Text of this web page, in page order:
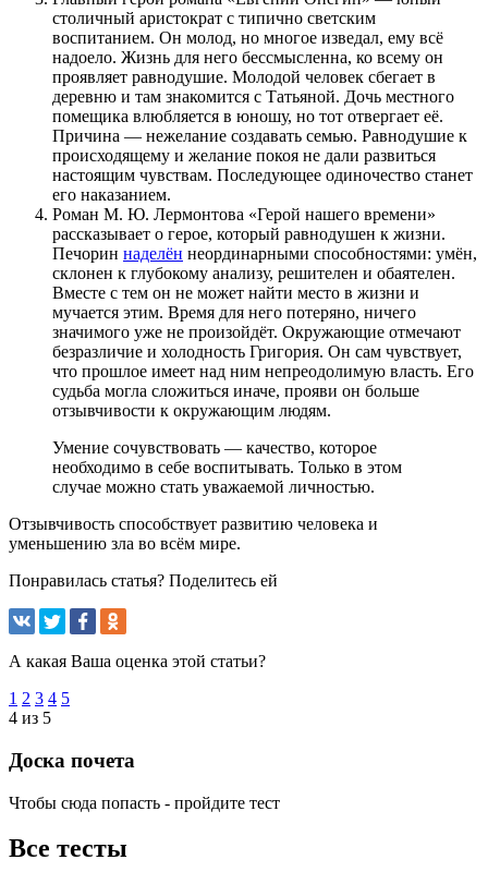
столичный аристократ с типично светским
воспитанием. Он молод, но многое изведал, ему всё
надоело. Жизнь для него бессмысленна, ко всему он
проявляет равнодушие. Молодой человек сбегает в
деревню и там знакомится с Татьяной. Дочь местного
помещика влюбляется в юношу, но тот отвергает её.
Причина — нежелание создавать семью. Равнодушие к
происходящему и желание покоя не дали развиться
настоящим чувствам. Последующее одиночество станет
его наказанием.
Роман М. Ю. Лермонтова «Герой нашего времени»
рассказывает о герое, который равнодушен к жизни.
Печорин наделён неординарными способностями: умён,
склонен к глубокому анализу, решителен и обаятелен.
Вместе с тем он не может найти место в жизни и
мучается этим. Время для него потеряно, ничего
значимого уже не произойдёт. Окружающие отмечают
безразличие и холодность Григория. Он сам чувствует,
что прошлое имеет над ним непреодолимую власть. Его
судьба могла сложиться иначе, прояви он больше
отзывчивости к окружающим людям.
Умение сочувствовать — качество, которое
необходимо в себе воспитывать. Только в этом
случае можно стать уважаемой личностью.
Отзывчивость способствует развитию человека и
уменьшению зла во всём мире.
Понравилась статья? Поделитесь ей
А какая Ваша оценка этой статьи?
1 2 3 4 5
4 из 5
Доска почета
Чтобы сюда попасть - пройдите тест
Все тесты